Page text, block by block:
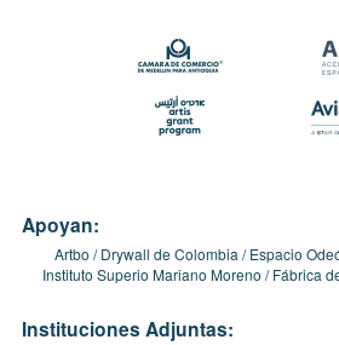
Apoyan:
Artbo Drywall de Colombia Espacio
Instituto Superio Mariano Moreno
Fábrica
Instituciones Adjuntas: